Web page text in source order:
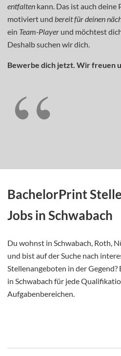
entfalten kann. Das ist auch
motiviert und bereit für deinen
ein Team-Player und möchtest
Deshalb suchen wir dich.
Bewerbe dich jetzt. Wir freuen
BachelorPrint
Jobs in Schwabach
Du wohnst in Schwabach, Roth,
und bist auf der Suche nach
Stellenangeboten in der
in Schwabach für jede
Aufgabenbereichen.